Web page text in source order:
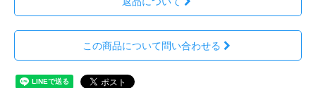
この商品について問い合わせる